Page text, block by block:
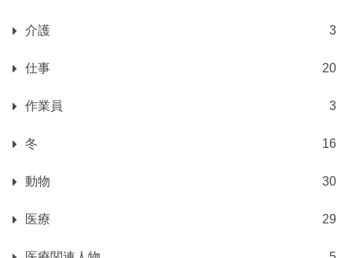
介護 3
仕事 20
作業員 3
冬 16
動物 30
医療 29